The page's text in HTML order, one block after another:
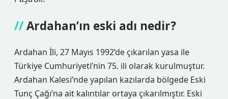
Ardahan’ın eski adı nedir?
Ardahan İli, 27 Mayıs 1992’de çıkarılan yasa ile
Türkiye Cumhuriyeti’nin 75. ili olarak kurulmuştur.
Ardahan Kalesi’nde yapılan kazılarda bölgede Eski
Tunç Çağı’na ait kalıntılar ortaya çıkarılmıştır. Eski